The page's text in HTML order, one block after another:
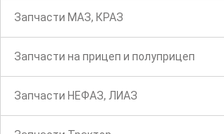
Запчасти МАЗ, КРАЗ
Запчасти на прицеп и полуприцеп
Запчасти НЕФАЗ, ЛИАЗ